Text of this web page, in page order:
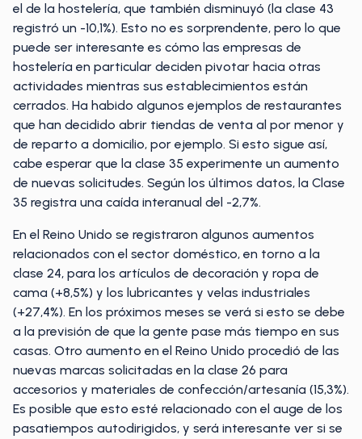
el de la hostelería, que también disminuyó (la clase 43
registró un -10,1%). Esto no es sorprendente, pero lo que
puede ser interesante es cómo las empresas de
hostelería en particular deciden pivotar hacia otras
actividades mientras sus establecimientos están
cerrados. Ha habido algunos ejemplos de restaurantes
que han decidido abrir tiendas de venta al por menor y
de reparto a domicilio, por ejemplo. Si esto sigue así,
cabe esperar que la clase 35 experimente un aumento
de nuevas solicitudes. Según los últimos datos, la Clase
35 registra una caída interanual del -2,7%.
En el Reino Unido se registraron algunos aumentos
relacionados con el sector doméstico, en torno a la
clase 24, para los artículos de decoración y ropa de
cama (+8,5%) y los lubricantes y velas industriales
(+27,4%). En los próximos meses se verá si esto se debe
a la previsión de que la gente pase más tiempo en sus
casas. Otro aumento en el Reino Unido procedió de las
nuevas marcas solicitadas en la clase 26 para
accesorios y materiales de confección/artesanía (15,3%).
Es posible que esto esté relacionado con el auge de los
pasatiempos autodirigidos, y será interesante ver si se